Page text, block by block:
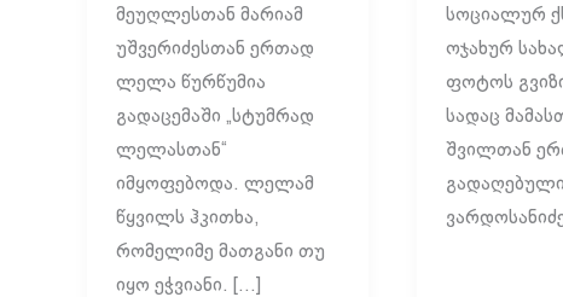
მეუღლესთან მარიამ
უშვერიძესთან ერთად
ლელა წურწუმია
გადაცემაში „სტუმრად
ლელასთან“
იმყოფებოდა. ლელამ
წყვილს ჰკითხა,
რომელიმე მათგანი თუ
იყო ეჭვიანი. […]
სოციალურ
ოჯახურ
ფოტოს
სადაც
შვილთან